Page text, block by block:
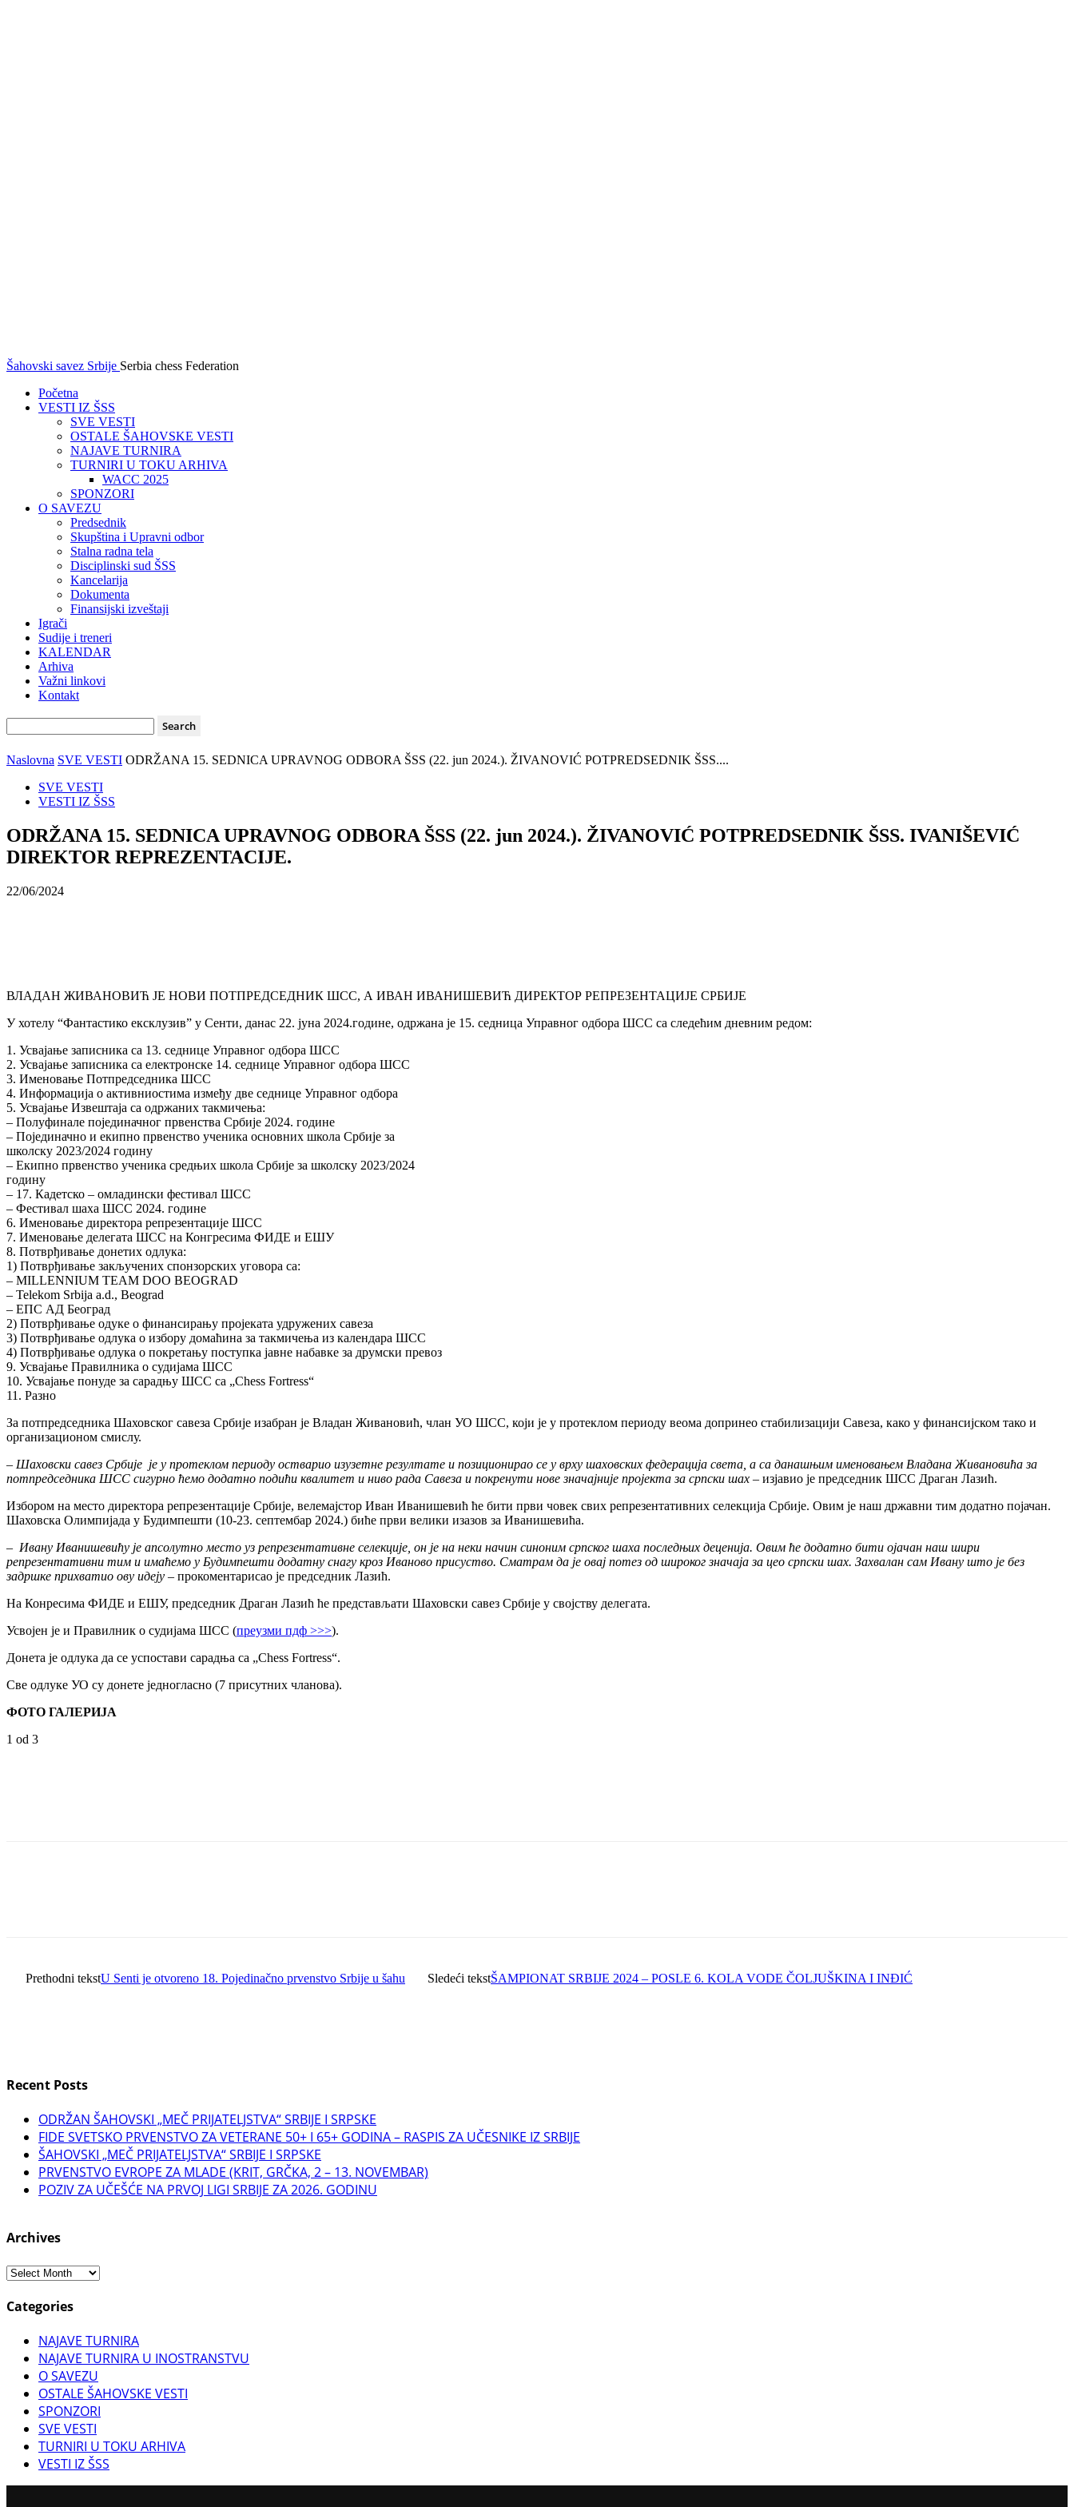
Šahovski savez Srbije Serbia chess Federation
Početna
VESTI IZ ŠSS
SVE VESTI
OSTALE ŠAHOVSKE VESTI
NAJAVE TURNIRA
TURNIRI U TOKU ARHIVA
WACC 2025
SPONZORI
O SAVEZU
Predsednik
Skupština i Upravni odbor
Stalna radna tela
Disciplinski sud ŠSS
Kancelarija
Dokumenta
Finansijski izveštaji
Igrači
Sudije i treneri
KALENDAR
Arhiva
Važni linkovi
Kontakt
Naslovna SVE VESTI ODRŽANA 15. SEDNICA UPRAVNOG ODBORA ŠSS (22. jun 2024.). ŽIVANOVIĆ POTPREDSEDNIK ŠSS....
SVE VESTI
VESTI IZ ŠSS
ODRŽANA 15. SEDNICA UPRAVNOG ODBORA ŠSS (22. jun 2024.). ŽIVANOVIĆ POTPREDSEDNIK ŠSS. IVANIŠEVIĆ
DIREKTOR REPREZENTACIJE.
22/06/2024
ВЛАДАН ЖИВАНОВИЋ ЈЕ НОВИ ПОТПРЕДСЕДНИК ШСС, А ИВАН ИВАНИШЕВИЋ ДИРЕКТОР РЕПРЕЗЕНТАЦИЈЕ СРБИЈЕ
У хотелу “Фантастико ексклузив” у Сенти, данас 22. јуна 2024.године, одржана је 15. седница Управног одбора ШСС са следећим дневним редом:
1. Усвајање записника са 13. седнице Управног одбора ШСС
2. Усвајање записника са електронске 14. седнице Управног одбора ШСС
3. Именовање Потпредседника ШСС
4. Информација о активниостима између две седнице Управног одбора
5. Усвајање Извештаја са одржаних такмичења:
– Полуфинале појединачног првенства Србије 2024. године
– Појединачно и екипно првенство ученика основних школа Србије за
школску 2023/2024 годину
– Екипно првенство ученика средњих школа Србије за школску 2023/2024
годину
– 17. Кадетско – омладински фестивал ШСС
– Фестивал шаха ШСС 2024. године
6. Именовање директора репрезентације ШСС
7. Именовање делегата ШСС на Конгресима ФИДЕ и ЕШУ
8. Потврђивање донетих одлука:
1) Потврђивање закључених спонзорских уговора са:
– MILLENNIUM TEAM DOO BEOGRAD
– Telekom Srbija a.d., Beograd
– ЕПС АД Београд
2) Потврђивање одуке о финансирању пројеката удружених савеза
3) Потврђивање одлука о избору домаћина за такмичења из календара ШСС
4) Потврђивање одлука о покретању поступка јавне набавке за друмски превоз
9. Усвајање Правилника о судијама ШСС
10. Усвајање понуде за сарадњу ШСС са „Chess Fortress“
11. Разно
За потпредседника Шаховског савеза Србије изабран је Владан Живановић, члан УО ШСС, који је у протеклом периоду веома допринео стабилизацији Савеза, како у финансијском тако и
организационом смислу.
– Шаховски савез Србије је у протеклом периоду остварио изузетне резултате и позиционирао се у врху шаховских федерација света, а са данашњим именовањем Владана Живановића за
потпредседника ШСС сигурно ћемо додатно подићи квалитет и ниво рада Савеза и покренути нове значајније пројекта за српски шах – изјавио је председник ШСС Драган Лазић.
Избором на место директора репрезентације Србије, велемајстор Иван Иванишевић ће бити први човек свих репрезентативних селекција Србије. Овим је наш државни тим додатно појачан.
Шаховска Олимпијада у Будимпешти (10-23. септембар 2024.) биће први велики изазов за Иванишевића.
– Ивану Иванишевићу је апсолутно место уз репрезентативне селекције, он је на неки начин синоним српског шаха последњих деценија. Овим ће додатно бити ојачан наш шири
репрезентативни тим и имаћемо у Будимпешти додатну снагу кроз Иваново присуство. Сматрам да је овај потез од широког значаја за цео српски шах. Захвалан сам Ивану што је без
задршке прихватио ову идеју – прокоментарисао је председник Лазић.
На Конресима ФИДЕ и ЕШУ, председник Драган Лазић ће представљати Шаховски савез Србије у својству делегата.
Усвојен је и Правилник о судијама ШСС (преузми пдф >>>).
Донета је одлука да се успостави сарадња са „Chess Fortress“.
Све одлуке УО су донете једногласно (7 присутних чланова).
ФОТО ГАЛЕРИЈА
1 od 3
Prethodni tekstU Senti je otvoreno 18. Pojedinačno prvenstvo Srbije u šahu Sledeći tekstŠAMPIONAT SRBIJE 2024 – POSLE 6. KOLA VODE ČOLJUŠKINA I INĐIĆ
Recent Posts
ODRŽAN ŠAHOVSKI „MEČ PRIJATELJSTVA“ SRBIJE I SRPSKE
FIDE SVETSKO PRVENSTVO ZA VETERANE 50+ I 65+ GODINA – RASPIS ZA UČESNIKE IZ SRBIJE
ŠAHOVSKI „MEČ PRIJATELJSTVA“ SRBIJE I SRPSKE
PRVENSTVO EVROPE ZA MLADE (KRIT, GRČKA, 2 – 13. NOVEMBAR)
POZIV ZA UČEŠĆE NA PRVOJ LIGI SRBIJE ZA 2026. GODINU
Archives
Archives
Categories
NAJAVE TURNIRA
NAJAVE TURNIRA U INOSTRANSTVU
O SAVEZU
OSTALE ŠAHOVSKE VESTI
SPONZORI
SVE VESTI
TURNIRI U TOKU ARHIVA
VESTI IZ ŠSS